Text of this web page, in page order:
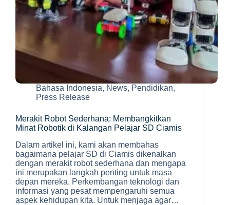
Bahasa Indonesia, News, Pendidikan,
Press Release
Merakit Robot Sederhana: Membangkitkan
Minat Robotik di Kalangan Pelajar SD Ciamis
Dalam artikel ini, kami akan membahas
bagaimana pelajar SD di Ciamis dikenalkan
dengan merakit robot sederhana dan mengapa
ini merupakan langkah penting untuk masa
depan mereka. Perkembangan teknologi dan
informasi yang pesat mempengaruhi semua
aspek kehidupan kita. Untuk menjaga agar…